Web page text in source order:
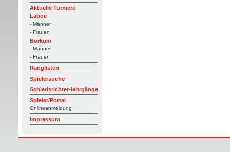
Aktuelle Turniere
Laboe
- Männer
- Frauen
Borkum
- Männer
- Frauen
Ranglisten
Spielersuche
Schiedsrichter-lehrgänge
Spieler/Portal
Onlineanmeldung
Impressum